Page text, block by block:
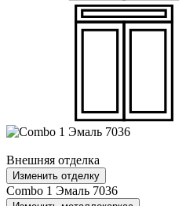
Внешняя отделка
Изменить отделку
Combo 1 Эмаль 7036